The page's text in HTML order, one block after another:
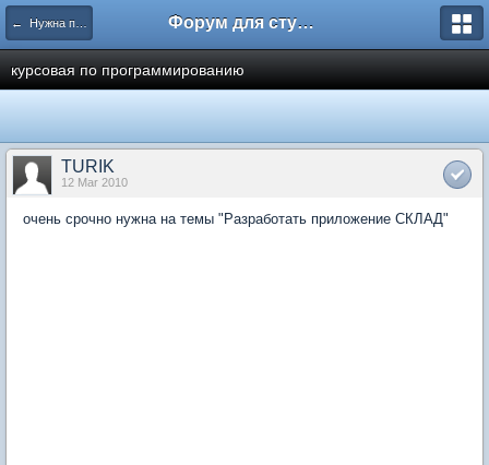
← Нужна помощь Форум для студента СГА
курсовая по программированию
TURIK
12 Mar 2010
очень срочно нужна на темы "Разработать приложение СКЛАД"